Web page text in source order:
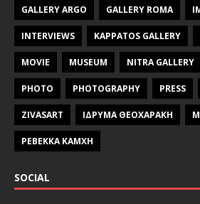
GALLERY ARGO GALLERY ROMA
INTERVIEWS KAPPATOS GALLERY
MOVIE MUSEUM NITRA GALLERY
PHOTO PHOTOGRAPHY PRESS
ZIVASART ΙΔΡΥΜΑ ΘΕΟΧΑΡΑΚΗ
ΡΕΒΕΚΚΑ ΚΑΜΧΗ
SOCIAL